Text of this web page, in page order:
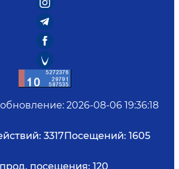
: 2026-08-06 19:36:18
3317Посещений: 1605
посещения: 120